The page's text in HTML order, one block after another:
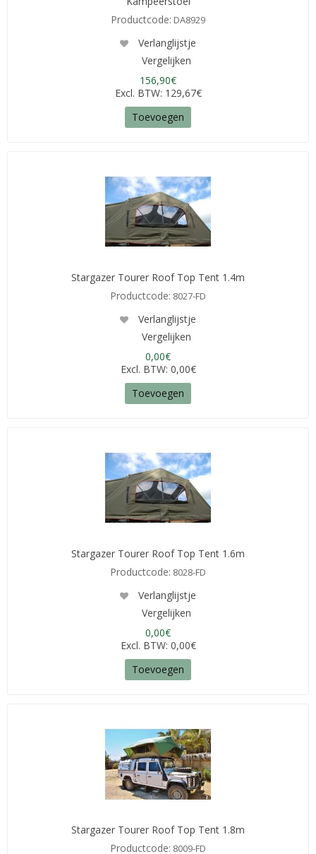
Productcode: DA8929
Verlanglijstje
Vergelijken
156,90€
Excl. BTW: 129,67€
Toevoegen
Stargazer Tourer Roof Top Tent 1.4m
Productcode: 8027-FD
Verlanglijstje
Vergelijken
0,00€
Excl. BTW: 0,00€
Toevoegen
Stargazer Tourer Roof Top Tent 1.6m
Productcode: 8028-FD
Verlanglijstje
Vergelijken
0,00€
Excl. BTW: 0,00€
Toevoegen
Stargazer Tourer Roof Top Tent 1.8m
Productcode: 8009-FD